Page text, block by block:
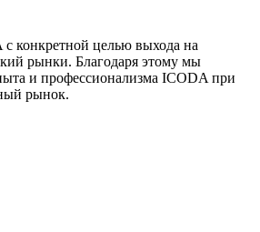
конкретной целью выхода на
рынки. Благодаря этому мы
и профессионализма ICODA при
рынок.